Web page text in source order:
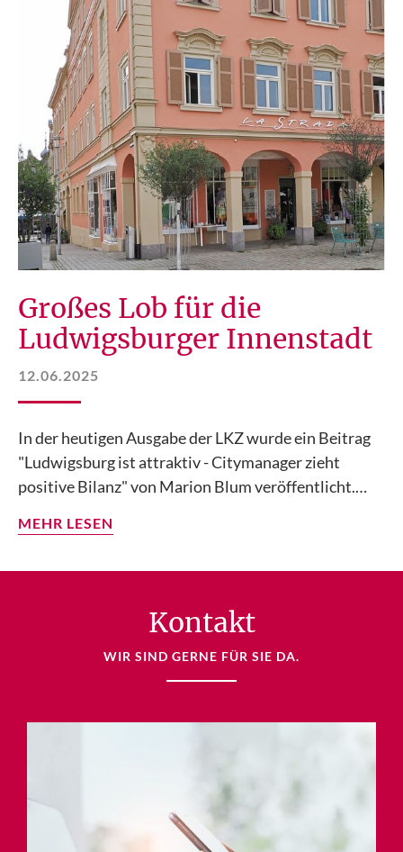
Großes Lob für die
Ludwigsburger Innenstadt
12.06.2025
In der heutigen Ausgabe der LKZ wurde ein Beitrag
"Ludwigsburg ist attraktiv - Citymanager zieht
positive Bilanz" von Marion Blum veröffentlicht.…
MEHR LESEN
Kontakt
WIR SIND GERNE FÜR SIE DA.